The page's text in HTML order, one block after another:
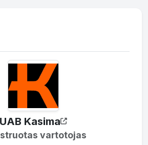
UAB Kasima
vartotojas